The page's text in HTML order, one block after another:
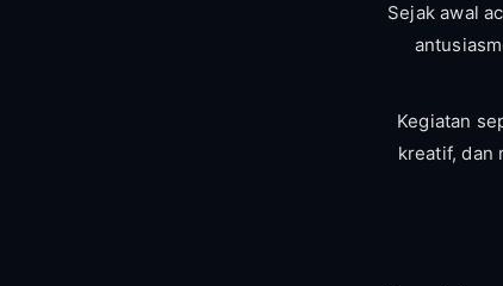
Sejak awal
Kegiatan
kreatif, dan